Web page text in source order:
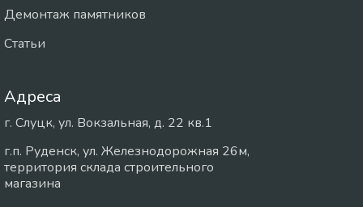
Демонтаж памятников
Статьи
Адреса
г. Слуцк, ул. Вокзальная, д. 22 кв.1
г.п. Руденск, ул. Железнодорожная 26м,
территория склада строительного
магазина